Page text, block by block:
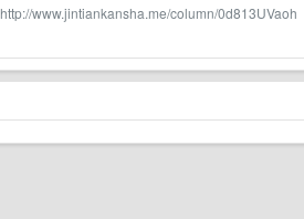
http://www.jintiankansha.me/column/0d813UVaoh